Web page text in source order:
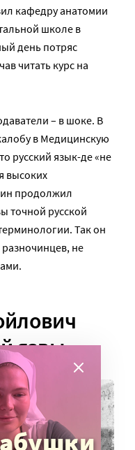
кафедру анатомии
школе в
день потряс
читать курс на
– в шоке. В
в Медицинскую
русский язык-де «не
высоких
продолжил
точной русской
Так он
не
язвы»